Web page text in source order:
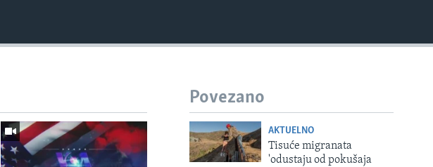
Povezano
AKTUELNO
Tisuće migranata
'odustaju od pokušaja